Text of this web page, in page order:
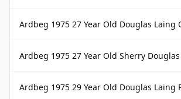
Ardbeg 1975 27 Year Old Douglas Laing Old
Ardbeg 1975 27 Year Old Sherry Douglas Laing Old
Ardbeg 1975 29 Year Old Douglas Laing Platinum